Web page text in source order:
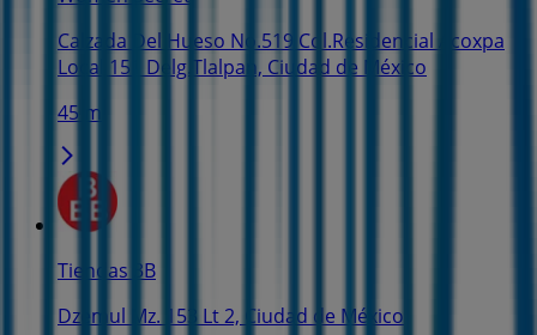
Calzada Del Hueso No.519 Col.Residencial Acoxpa
Local 151 Delg.Tlalpan, Ciudad de México
45 m
Tiendas 3B
Dzemul Mz. 153 Lt 2, Ciudad de México